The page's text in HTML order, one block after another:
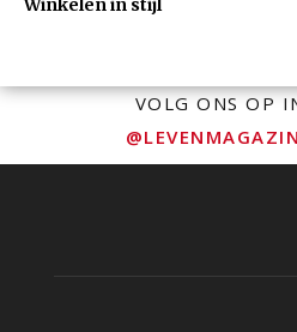
Winkelen in stijl
VOLG ONS OP